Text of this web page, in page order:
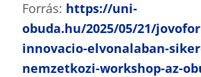
Forrás: https://uni-
obuda.hu/2025/05/21/
innovacio-elvonalaban-
nemzetkozi-workshop-az-